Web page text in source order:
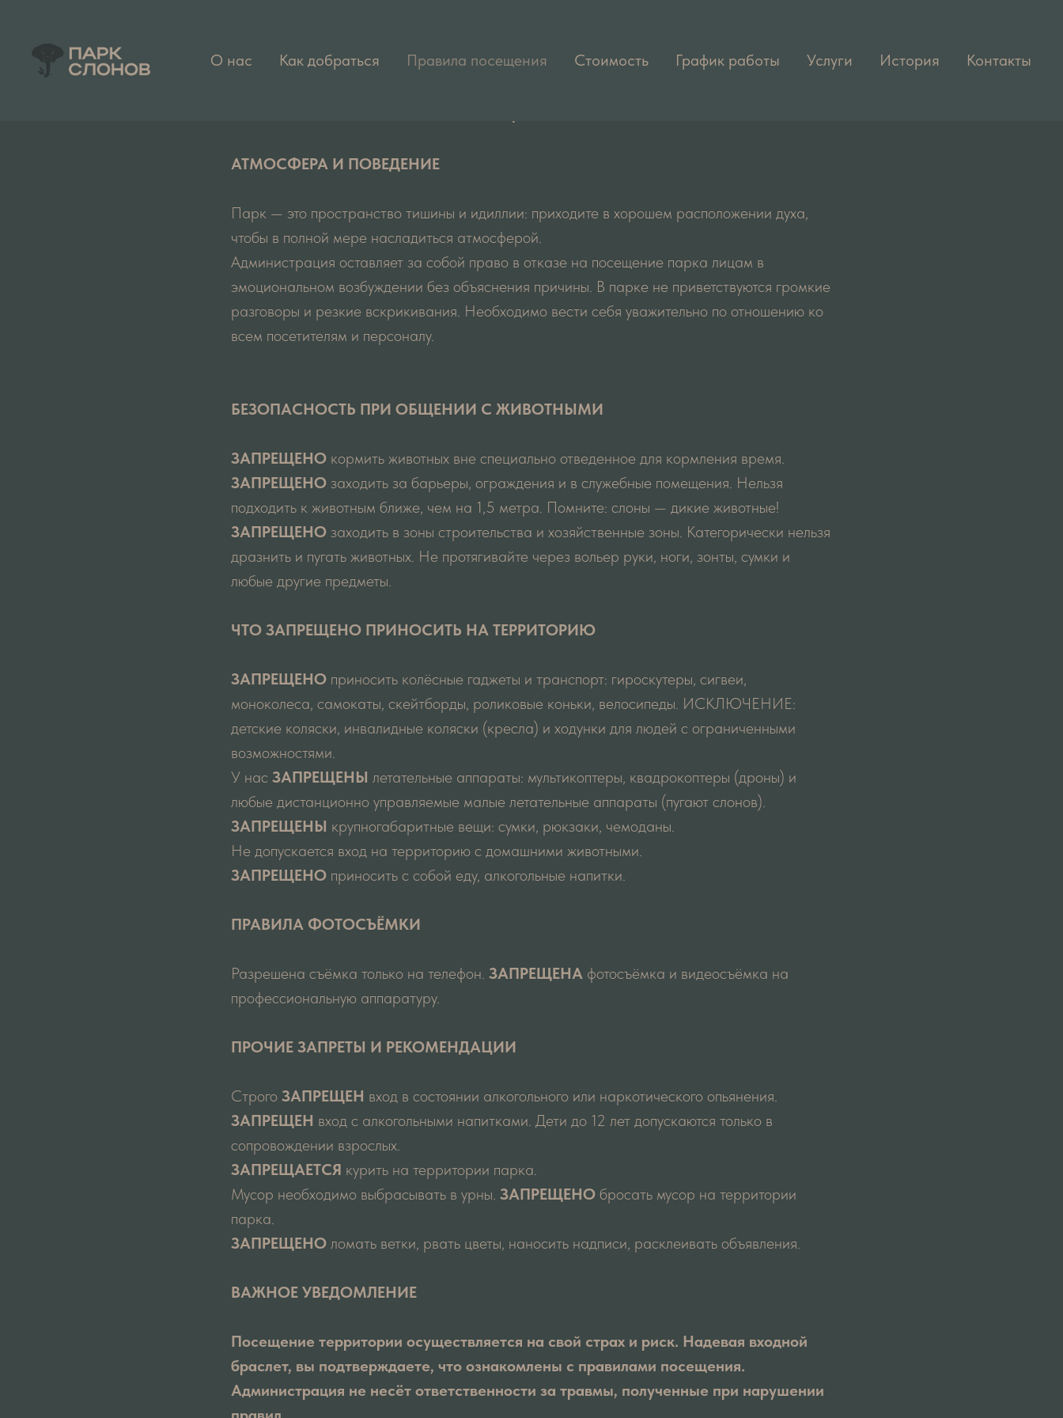
О нас Как добраться Правила посещения Стоимость График работы Услуги История Контакты
АТМОСФЕРА И ПОВЕДЕНИЕ
Парк — это пространство тишины и идиллии: приходите в хорошем расположении духа,
чтобы в полной мере насладиться атмосферой.
Администрация оставляет за собой право в отказе на посещение парка лицам в
эмоциональном возбуждении без объяснения причины. В парке не приветствуются громкие
разговоры и резкие вскрикивания. Необходимо вести себя уважительно по отношению ко
всем посетителям и персоналу.
БЕЗОПАСНОСТЬ ПРИ ОБЩЕНИИ С ЖИВОТНЫМИ
ЗАПРЕЩЕНО кормить животных вне специально отведенное для кормления время.
ЗАПРЕЩЕНО заходить за барьеры, ограждения и в служебные помещения. Нельзя
подходить к животным ближе, чем на 1,5 метра. Помните: слоны — дикие животные!
ЗАПРЕЩЕНО заходить в зоны строительства и хозяйственные зоны. Категорически нельзя
дразнить и пугать животных. Не протягивайте через вольер руки, ноги, зонты, сумки и
любые другие предметы.
ЧТО ЗАПРЕЩЕНО ПРИНОСИТЬ НА ТЕРРИТОРИЮ
ЗАПРЕЩЕНО приносить колёсные гаджеты и транспорт: гироскутеры, сигвеи,
моноколеса, самокаты, скейтборды, роликовые коньки, велосипеды. ИСКЛЮЧЕНИЕ:
детские коляски, инвалидные коляски (кресла) и ходунки для людей с ограниченными
возможностями.
У нас ЗАПРЕЩЕНЫ летательные аппараты: мультикоптеры, квадрокоптеры (дроны) и
любые дистанционно управляемые малые летательные аппараты (пугают слонов).
ЗАПРЕЩЕНЫ крупногабаритные вещи: сумки, рюкзаки, чемоданы.
Не допускается вход на территорию с домашними животными.
ЗАПРЕЩЕНО приносить с собой еду, алкогольные напитки.
ПРАВИЛА ФОТОСЪЁМКИ
Разрешена съёмка только на телефон. ЗАПРЕЩЕНА фотосъёмка и видеосъёмка на
профессиональную аппаратуру.
ПРОЧИЕ ЗАПРЕТЫ И РЕКОМЕНДАЦИИ
Строго ЗАПРЕЩЕН вход в состоянии алкогольного или наркотического опьянения.
ЗАПРЕЩЕН вход с алкогольными напитками. Дети до 12 лет допускаются только в
сопровождении взрослых.
ЗАПРЕЩАЕТСЯ курить на территории парка.
Мусор необходимо выбрасывать в урны. ЗАПРЕЩЕНО бросать мусор на территории
парка.
ЗАПРЕЩЕНО ломать ветки, рвать цветы, наносить надписи, расклеивать объявления.
ВАЖНОЕ УВЕДОМЛЕНИЕ
Посещение территории осуществляется на свой страх и риск. Надевая входной
браслет, вы подтверждаете, что ознакомлены с правилами посещения.
Администрация не несёт ответственности за травмы, полученные при нарушении